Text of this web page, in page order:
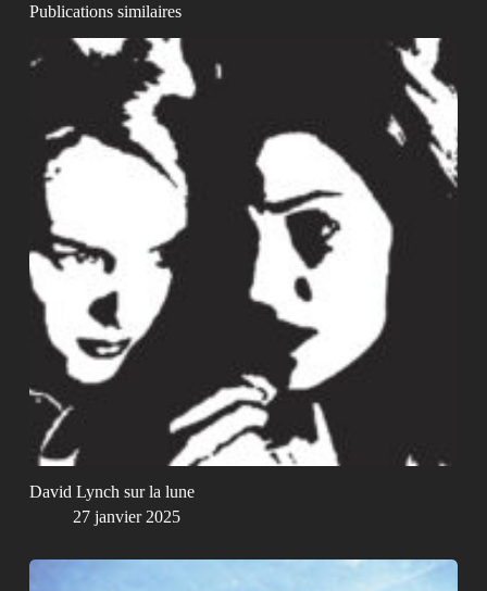
Publications similaires
David Lynch sur la lune
27 janvier 2025